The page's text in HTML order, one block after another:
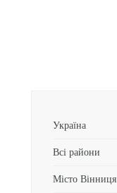
Україна
Всі райони
Місто Вінниця